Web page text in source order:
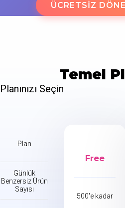
ÜCRETSIZ
Temel
Planınızı Seçin
Plan
Günlük
Benzersiz Ürün
Sayısı
Free
500'e kadar